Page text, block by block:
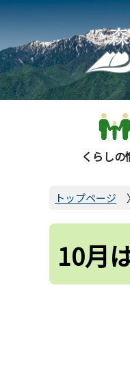
こ
の
ペ
ー
ジ
の
くらしの
トップページ
10月